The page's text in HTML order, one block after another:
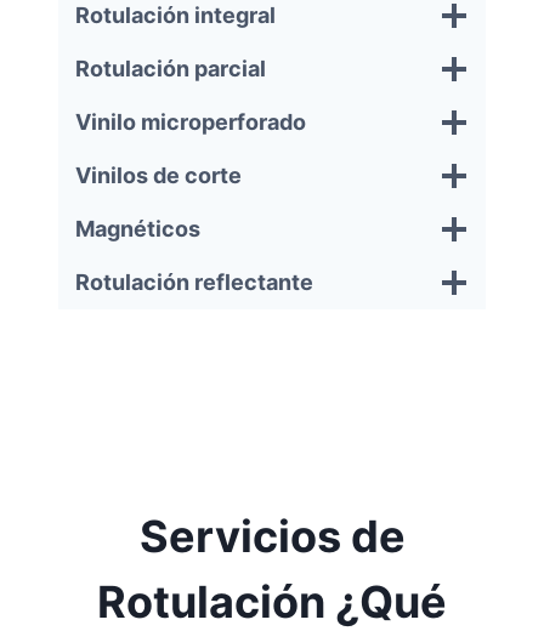
Rotulación integral
Rotulación parcial
Vinilo microperforado
Vinilos de corte
Magnéticos
Rotulación reflectante
Servicios de
Rotulación ¿Qué